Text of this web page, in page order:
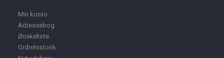
Min konto
Adressebog
Ønskeliste
Ordrehistorik